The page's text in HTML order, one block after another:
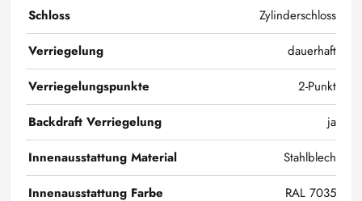
Schloss
Zylinderschloss
Verriegelung
dauerhaft
Verriegelungspunkte
2-Punkt
Backdraft Verriegelung
ja
Innenausstattung Material
Stahlblech
Innenausstattung Farbe
RAL 7035